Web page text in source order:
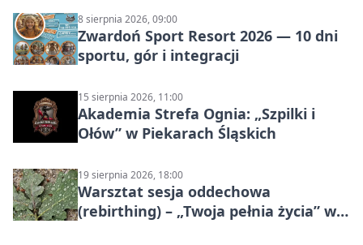
8 sierpnia 2026, 09:00
Zwardoń Sport Resort 2026 — 10 dni
sportu, gór i integracji
15 sierpnia 2026, 11:00
Akademia Strefa Ognia: „Szpilki i
Ołów” w Piekarach Śląskich
19 sierpnia 2026, 18:00
Warsztat sesja oddechowa
(rebirthing) – „Twoja pełnia życia” w